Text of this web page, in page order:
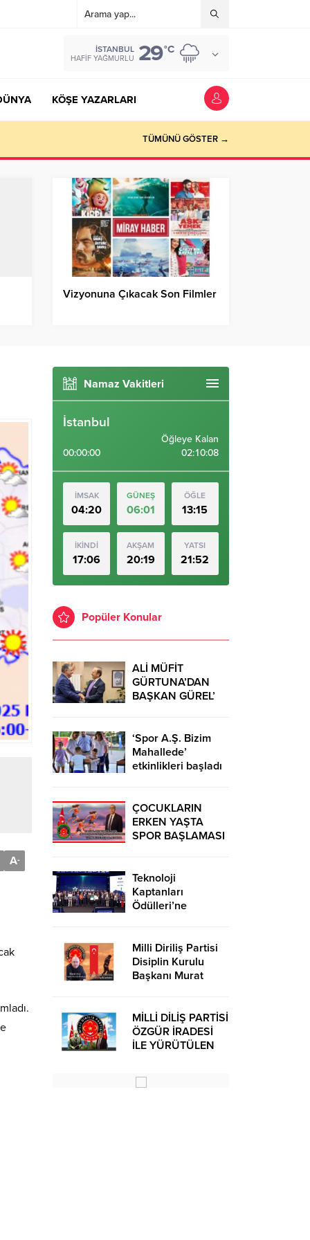
İSTANBUL
HAFIF YAĞMURLU 29°C
KÖŞE YAZARLARI
TÜMÜNÜ GÖSTER →
Vizyonuna Çıkacak Son Filmler
A-
Namaz Vakitleri
İstanbul
00:00:00
Öğleye Kalan
02:10:07
İMSAK
04:20
GÜNEŞ
06:01
ÖĞLE
13:15
İKİNDİ
17:06
AKŞAM
20:19
YATSI
21:52
Popüler Konular
ALİ MÜFİT
GÜRTUNA’DAN
BAŞKAN GÜREL’
‘Spor A.Ş. Bizim
Mahallede’
etkinlikleri başladı
ÇOCUKLARIN
ERKEN YAŞTA
SPOR BAŞLAMASI
UZAK TUTUMUŞ
OLACAKTIR
Teknoloji
Kaptanları
Ödülleri’ne
Milli Diriliş Partisi
Disiplin Kurulu
Başkanı Murat
Basın Açıklaması
MİLLİ DİLİŞ PARTİSİ
ÖZGÜR İRADESİ
İLE YÜRÜTÜLEN
OLUŞUMUDUR